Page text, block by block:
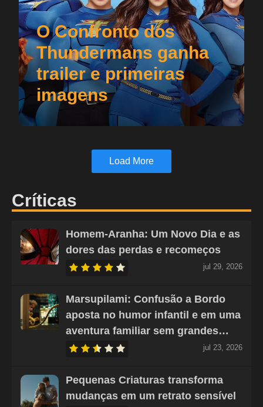
O Confronto dos
Thundermans ganha
trailer e primeiras
imagens
Load More
Críticas
Homem-Aranha: Um Novo Dia e as
dores das perdas e recomeços
jul 29, 2026
Marsupilami: Confusão a Bordo
aposta no humor infantil e em uma
aventura familiar sem grandes…
jul 23, 2026
Pequenas Criaturas transforma
mudanças em um retrato sensível